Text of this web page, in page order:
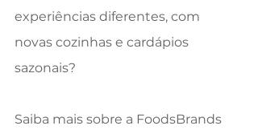
experiências diferentes, com
novas cozinhas e cardápios
sazonais?
Saiba mais sobre a FoodsBrands